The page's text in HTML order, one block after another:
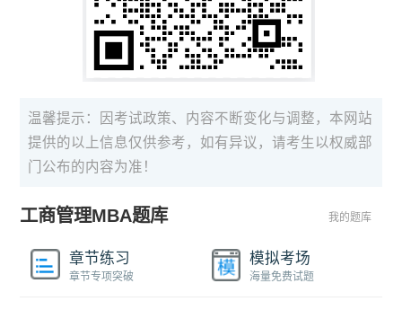
温馨提示：因考试政策、内容不断变化与调整，本网站
提供的以上信息仅供参考，如有异议，请考生以权威部
门公布的内容为准！
工商管理MBA题库 我的题库
章节练习
章节专项突破
模拟考场
海量免费试题